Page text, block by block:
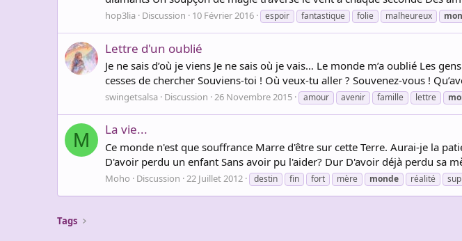
hop3lia Discussion 10 Février 2016 espoir fantastique folie malheureux
Lettre d'un oublié
Je ne sais d’où je viens Je ne sais où je vais… Le monde m’a oublié Les
cesses de chercher Souviens-toi ! Où veux-tu aller ? Souvenez-vous !
swingetsalsa Discussion 26 Novembre 2015 amour avenir famille lettre
M La vie...
Ce monde n'est que souffrance Marre d'être sur cette Terre. Aurai-je la
D'avoir perdu un enfant Sans avoir pu l'aider? Dur D'avoir déjà perdu sa
Moho Discussion 22 Juillet 2012 destin fin fort mère monde réalité
Tags